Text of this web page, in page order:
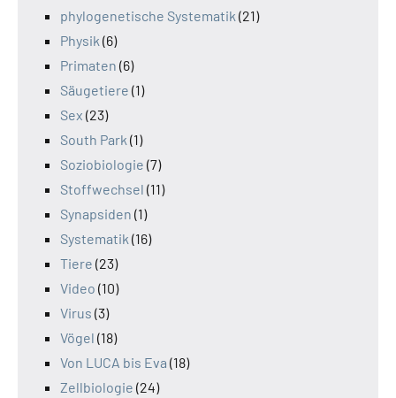
phylogenetische Systematik (21)
Physik (6)
Primaten (6)
Säugetiere (1)
Sex (23)
South Park (1)
Soziobiologie (7)
Stoffwechsel (11)
Synapsiden (1)
Systematik (16)
Tiere (23)
Video (10)
Virus (3)
Vögel (18)
Von LUCA bis Eva (18)
Zellbiologie (24)